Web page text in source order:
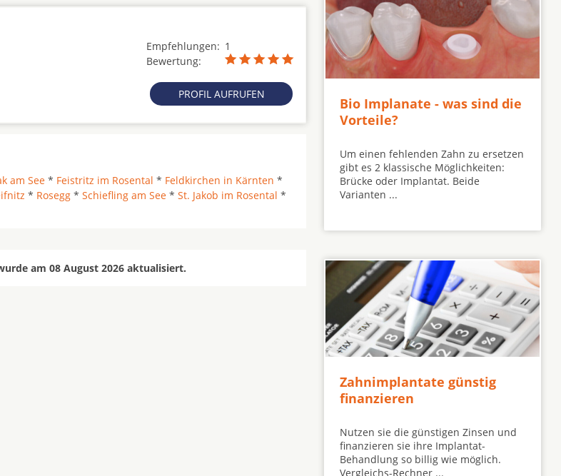
Empfehlungen: 1
Bewertung:
PROFIL AUFRUFEN
am See * Feistritz im Rosental * Feldkirchen in Kärnten *
* Rosegg * Schiefling am See * St. Jakob im Rosental *
am 08 August 2026 aktualisiert.
Bio Implanate - was sind die
Vorteile?
Um einen fehlenden Zahn zu ersetzen
gibt es 2 klassische Möglichkeiten:
Brücke oder Implantat. Beide
Varianten ...
Zahnimplantate günstig
finanzieren
Nutzen sie die günstigen Zinsen und
finanzieren sie ihre Implantat-
Behandlung so billig wie möglich.
Vergleichs-Rechner ...